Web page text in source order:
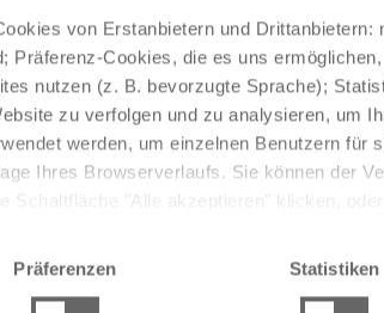
von Erstanbietern und Drittanbietern:
Präferenz-Cookies, die es uns
nutzen (z. B. bevorzugte Sprache);
zu verfolgen und zu analysieren, um
werden, um einzelnen Benutzern für
Ihres Browserverlaufs. Sie können der
Präferenzen Statistiken
Gepäck & Rad
UhrWichtig:
Circa 15 Minuten vor